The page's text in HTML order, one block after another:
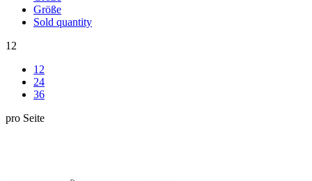
Größe
Sold quantity
12
12
24
36
pro Seite